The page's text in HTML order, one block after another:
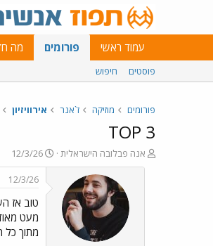
עמוד ראשי פורומים מה
פוסטים חיפוש
פורומים מוזיקה ז`אנר אירוויזיון
TOP 3
פ
ו
אנה פבלובה הישראלית
פ
ו
12/3/26
12/3/26
מעט
מתוך כל